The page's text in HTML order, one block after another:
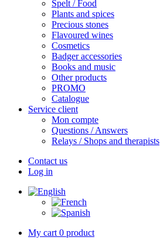
Spelt / Food
Plants and spices
Precious stones
Flavoured wines
Cosmetics
Badger accessories
Books and music
Other products
PROMO
Catalogue
Service client
Mon compte
Questions / Answers
Relays / Shops and therapists
Contact us
Log in
My cart 0 product